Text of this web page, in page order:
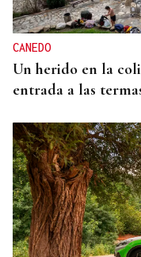
CANEDO
Un herido en la
entrada a las